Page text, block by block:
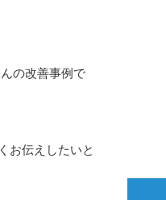
の改善事例で
お伝えしたいと